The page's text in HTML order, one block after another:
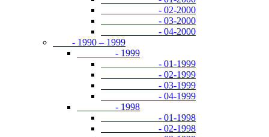
- 02-2000
- 03-2000
- 04-2000
- 1990 – 1999
- 1999
- 01-1999
- 02-1999
- 03-1999
- 04-1999
- 1998
- 01-1998
- 02-1998